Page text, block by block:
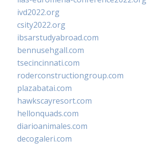
ivd2022.org
csity2022.org
ibsarstudyabroad.com
bennusehgall.com
tsecincinnati.com
roderconstructiongroup.com
plazabatai.com
hawkscayresort.com
hellonquads.com
diarioanimales.com
decogaleri.com